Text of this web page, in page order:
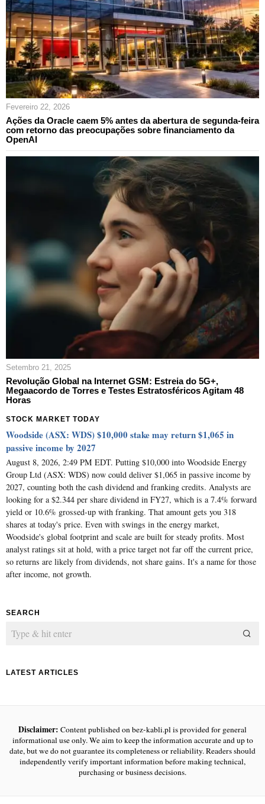
Fevereiro 22, 2026
Ações da Oracle caem 5% antes da abertura de segunda-feira
com retorno das preocupações sobre financiamento da
OpenAI
Setembro 21, 2025
Revolução Global na Internet GSM: Estreia do 5G+,
Megaacordo de Torres e Testes Estratosféricos Agitam 48
Horas
STOCK MARKET TODAY
Woodside (ASX: WDS) $10,000 stake may return $1,065 in
passive income by 2027
August 8, 2026, 2:49 PM EDT. Putting $10,000 into Woodside Energy
Group Ltd (ASX: WDS) now could deliver $1,065 in passive income by
2027, counting both the cash dividend and franking credits. Analysts are
looking for a $2.344 per share dividend in FY27, which is a 7.4% forward
yield or 10.6% grossed-up with franking. That amount gets you 318
shares at today's price. Even with swings in the energy market,
Woodside's global footprint and scale are built for steady profits. Most
analyst ratings sit at hold, with a price target not far off the current price,
so returns are likely from dividends, not share gains. It's a name for those
after income, not growth.
SEARCH
LATEST ARTICLES
Disclaimer: Content published on bez-kabli.pl is provided for general
informational use only. We aim to keep the information accurate and up to
date, but we do not guarantee its completeness or reliability. Readers should
independently verify important information before making technical,
purchasing or business decisions.